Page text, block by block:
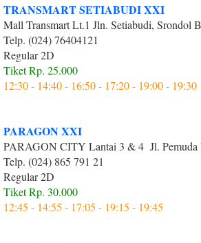
TRANSMART SETIABUDI XXI
Mall Transmart Lt.1 Jln. Setiabudi, Srondol
Telp. (024) 76404121
Regular 2D
Tiket Rp. 25.000
12:30 - 14:40 - 16:50 - 17:20 - 19:00 - 19:30
PARAGON XXI
PARAGON CITY Lantai 3 & 4 Jl. Pemuda
Telp. (024) 865 791 21
Regular 2D
Tiket Rp. 30.000
12:45 - 14:55 - 17:05 - 19:15 - 19:45